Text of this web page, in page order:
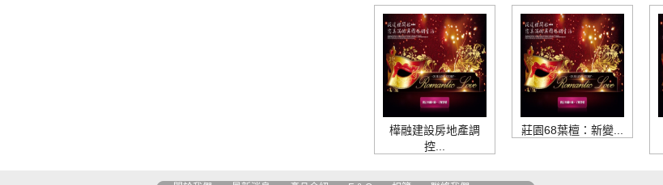
樺融建設房地產調
控...
莊園68葉檀：新變...